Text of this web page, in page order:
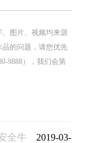
图片、视频均来源
的问题，请您优先
9888），我们会第
全牛 2019-03-